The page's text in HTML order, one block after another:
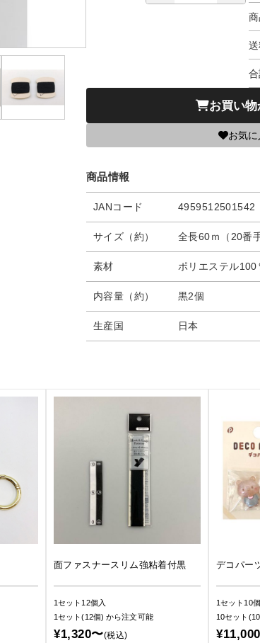
商
送
お買い
お気に
商品情報
JANコード 4959512501542
サイズ（約） 全長60ｍ（20番手
素材 ポリエステル
内容量（約） 黒2個
生産国 日本
面ファスナースリム強粘着付黒
1セット12個入
1セット(12個)から注文可能
¥1,320〜(税込)
デコパー
1セット10
10セット